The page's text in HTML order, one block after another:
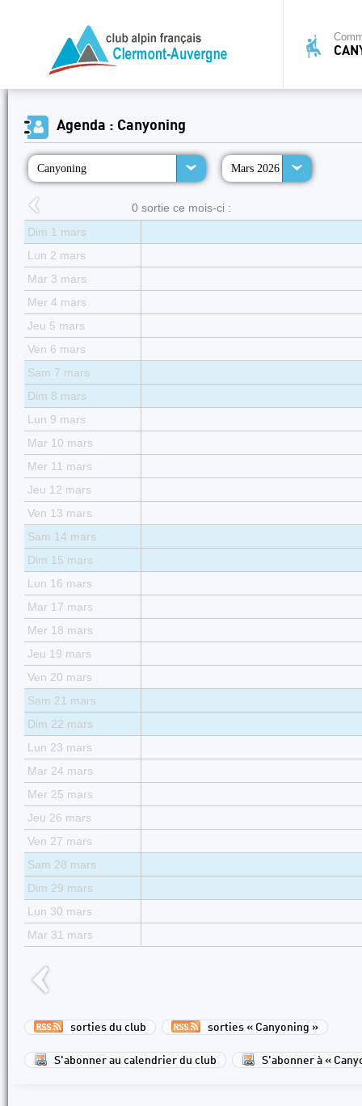
Agenda : Canyoning
Canyoning Mars 2026
0 sortie ce mois-ci :
Dim 1 mars
Lun 2 mars
Mar 3 mars
Mer 4 mars
Jeu 5 mars
Ven 6 mars
Sam 7 mars
Dim 8 mars
Lun 9 mars
Mar 10 mars
Mer 11 mars
Jeu 12 mars
Ven 13 mars
Sam 14 mars
Dim 15 mars
Lun 16 mars
Mar 17 mars
Mer 18 mars
Jeu 19 mars
Ven 20 mars
Sam 21 mars
Dim 22 mars
Lun 23 mars
Mar 24 mars
Mer 25 mars
Jeu 26 mars
Ven 27 mars
Sam 28 mars
Dim 29 mars
Lun 30 mars
Mar 31 mars
sorties du club sorties « Canyoning »
S'abonner au calendrier du club S'abonner à «